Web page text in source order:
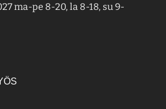
ma-pe 8-20, la 8-18, su 9-